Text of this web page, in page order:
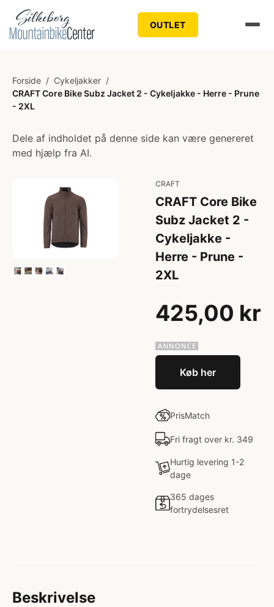
OUTLET
Forside / Cykeljakker /
CRAFT Core Bike Subz Jacket 2 - Cykeljakke - Herre - Prune
- 2XL
Dele af indholdet på denne side kan være genereret
med hjælp fra AI.
CRAFT
CRAFT Core Bike
Subz Jacket 2 -
Cykeljakke -
Herre - Prune -
2XL
425,00 kr
Køb her
PrisMatch
Fri fragt over kr. 349
Hurtig levering 1-2
dage
365 dages
fortrydelsesret
Beskrivelse